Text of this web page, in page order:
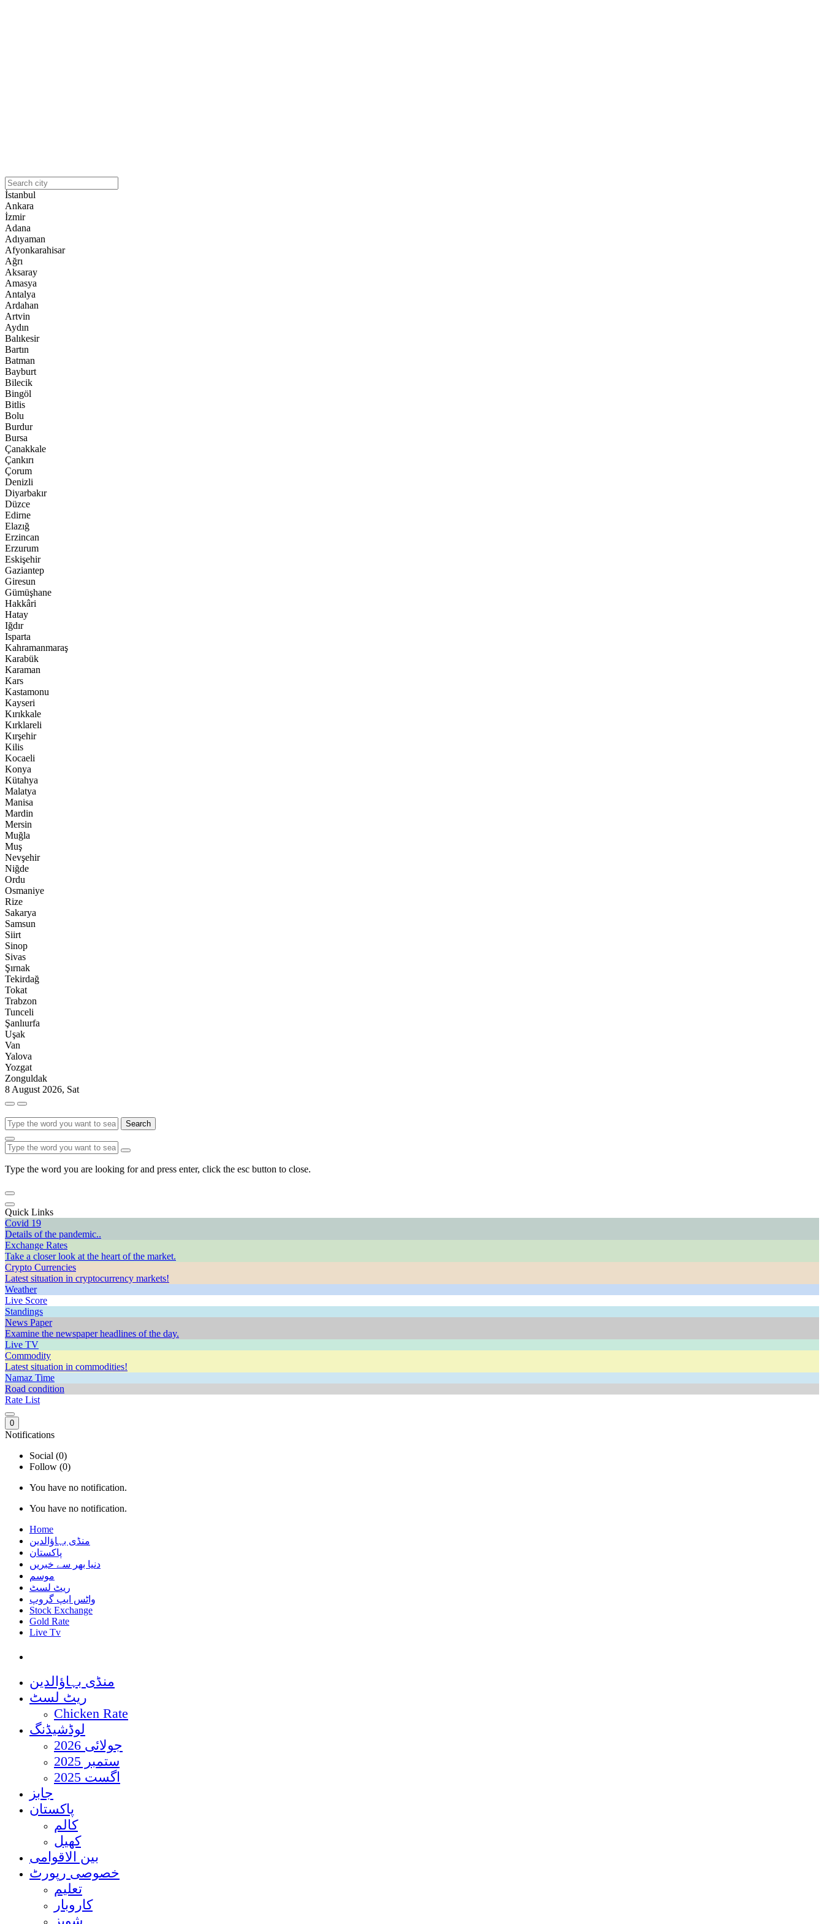
İstanbul
Ankara
İzmir
Adana
Adıyaman
Afyonkarahisar
Ağrı
Aksaray
Amasya
Antalya
Ardahan
Artvin
Aydın
Balıkesir
Bartın
Batman
Bayburt
Bilecik
Bingöl
Bitlis
Bolu
Burdur
Bursa
Çanakkale
Çankırı
Çorum
Denizli
Diyarbakır
Düzce
Edirne
Elazığ
Erzincan
Erzurum
Eskişehir
Gaziantep
Giresun
Gümüşhane
Hakkâri
Hatay
Iğdır
Isparta
Kahramanmaraş
Karabük
Karaman
Kars
Kastamonu
Kayseri
Kırıkkale
Kırklareli
Kırşehir
Kilis
Kocaeli
Konya
Kütahya
Malatya
Manisa
Mardin
Mersin
Muğla
Muş
Nevşehir
Niğde
Ordu
Osmaniye
Rize
Sakarya
Samsun
Siirt
Sinop
Sivas
Şırnak
Tekirdağ
Tokat
Trabzon
Tunceli
Şanlıurfa
Uşak
Van
Yalova
Yozgat
Zonguldak
8 August 2026, Sat
Search
Type the word you are looking for and press enter, click the esc button to close.
Quick Links
Covid 19
Details of the pandemic..
Exchange Rates
Take a closer look at the heart of the market.
Crypto Currencies
Latest situation in cryptocurrency markets!
Weather
Live Score
Standings
News Paper
Examine the newspaper headlines of the day.
Live TV
Commodity
Latest situation in commodities!
Namaz Time
Road condition
Rate List
0
Notifications
Social (0)
Follow (0)
You have no notification.
You have no notification.
Home
منڈی بہاؤالدین
پاکستان
دنیا بھر سے خبریں
موسم
ریٹ لسٹ
واٹس ایپ گروپ
Stock Exchange
Gold Rate
Live Tv
منڈی بہاؤالدین
ریٹ لسٹ
Chicken Rate
لوڈشیڈنگ
جولائی 2026
ستمبر 2025
اگست 2025
جابز
پاکستان
کالم
کھیل
بین الاقوامی
خصوصی رپورٹ
تعلیم
کاروبار
شوبز